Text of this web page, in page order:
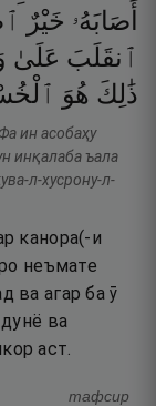
أَصَابَهُۥ خَيْرٌ
ٱنقَلَبَ عَلَىٰ
ذَٰلِكَ هُوَ
ин асобаҳу
инқалаба ъала
л-хусрону-л-
канора(-и
неъмате
ва агар ба ӯ
ва
аст.
тафсир